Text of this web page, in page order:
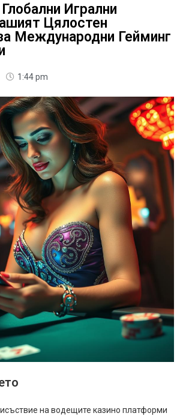
Игрални
Цялостен
Международни Гейминг
1:44 pm
на водещите казино платформи